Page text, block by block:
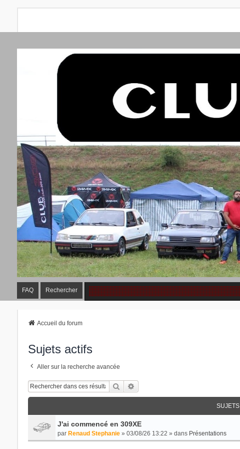
FAQ Rechercher
Accueil du forum
Sujets actifs
Aller sur la recherche avancée
Rechercher
SUJETS
J'ai commencé en 309XE
par Renaud Stephanie» 03/08/26 13:22 » dans Présentations